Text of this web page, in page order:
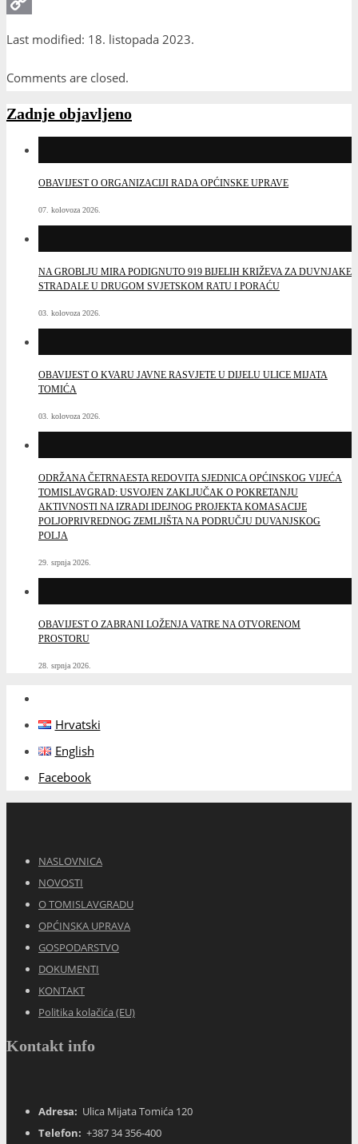
Last modified: 18. listopada 2023.
Comments are closed.
Zadnje objavljeno
OBAVIJEST O ORGANIZACIJI RADA OPĆINSKE UPRAVE
07. kolovoza 2026.
NA GROBLJU MIRA PODIGNUTO 919 BIJELIH KRIŽEVA ZA DUVNJAKE
STRADALE U DRUGOM SVJETSKOM RATU I PORAĆU
03. kolovoza 2026.
OBAVIJEST O KVARU JAVNE RASVJETE U DIJELU ULICE MIJATA
TOMIĆA
03. kolovoza 2026.
ODRŽANA ČETRNAESTA REDOVITA SJEDNICA OPĆINSKOG VIJEĆA
TOMISLAVGRAD: USVOJEN ZAKLJUČAK O POKRETANJU
AKTIVNOSTI NA IZRADI IDEJNOG PROJEKTA KOMASACIJE
POLJOPRIVREDNOG ZEMLJIŠTA NA PODRUČJU DUVANJSKOG
POLJA
29. srpnja 2026.
OBAVIJEST O ZABRANI LOŽENJA VATRE NA OTVORENOM
PROSTORU
28. srpnja 2026.
Hrvatski
English
Facebook
NASLOVNICA
NOVOSTI
O TOMISLAVGRADU
OPĆINSKA UPRAVA
GOSPODARSTVO
DOKUMENTI
KONTAKT
Politika kolačića (EU)
Kontakt info
Adresa: Ulica Mijata Tomića 120
Telefon: +387 34 356-400